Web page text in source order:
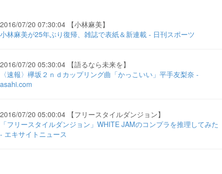
2016/07/20 07:30:04 【小林麻美】
小林麻美が25年ぶり復帰、雑誌で表紙＆新連載 - 日刊スポーツ
2016/07/20 05:30:04 【語るなら未来を】
〈速報〉欅坂２ｎｄカップリング曲「かっこいい」平手友梨奈 -
asahi.com
2016/07/20 05:00:04 【フリースタイルダンジョン】
「フリースタイルダンジョン」WHITE JAMのコンプラを推理してみた
- エキサイトニュース